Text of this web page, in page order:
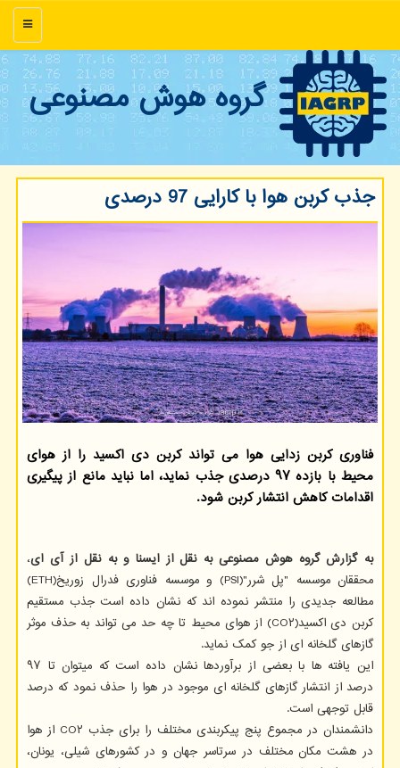
منو
گروه هوش مصنوعی
جذب کربن هوا با کارایی 97 درصدی
فناوری کربن زدایی هوا می تواند کربن دی اکسید را از هوای
محیط با بازده ۹۷ درصدی جذب نماید، اما نباید مانع از پیگیری
اقدامات کاهش انتشار کربن شود.
به گزارش گروه هوش مصنوعی به نقل از ایسنا و به نقل از آی ای،
محققان موسسه "پل شرر"(PSI) و موسسه فناوری فدرال زوریخ(ETH)
مطالعه جدیدی را منتشر نموده اند که نشان داده است جذب مستقیم
کربن دی اکسید(CO۲) از هوای محیط تا چه حد می تواند به حذف موثر
گازهای گلخانه ای از جو کمک نماید.
این یافته ها با بعضی از برآوردها نشان داده است که میتوان تا ۹۷
درصد از انتشار گازهای گلخانه ای موجود در هوا را حذف نمود که درصد
قابل توجهی است.
دانشمندان در مجموع پنج پیکربندی مختلف را برای جذب CO۲ از هوا
در هشت مکان مختلف در سرتاسر جهان و در کشورهای شیلی، یونان،